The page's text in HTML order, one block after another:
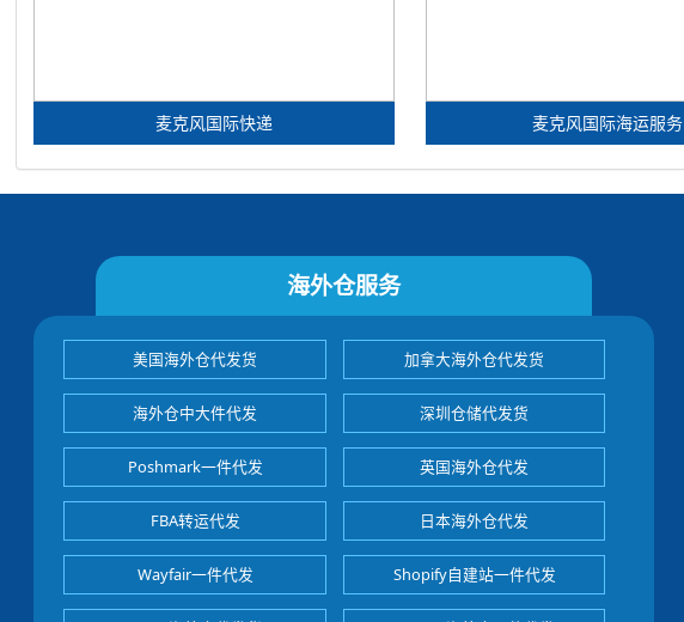
麦克风国际快递 麦克风国际海运服务
海外仓服务
美国海外仓代发货 加拿大海外仓代发货
海外仓中大件代发 深圳仓储代发货
Poshmark一件代发 英国海外仓代发
FBA转运代发 日本海外仓代发
Wayfair一件代发 Shopify自建站一件代发